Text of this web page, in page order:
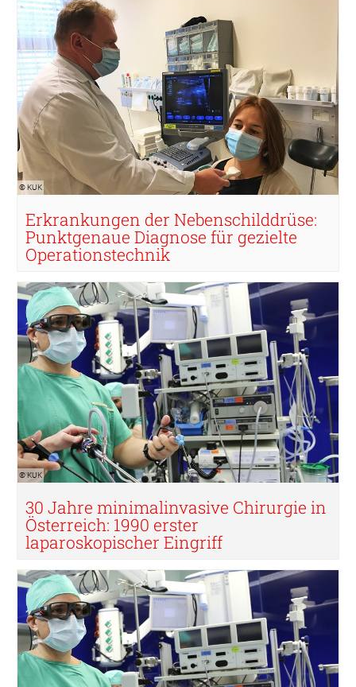
© KUK
Erkrankungen der Nebenschilddrüse:
Punktgenaue Diagnose für gezielte
Operationstechnik
© KUK
30 Jahre minimalinvasive Chirurgie in
Österreich: 1990 erster
laparoskopischer Eingriff